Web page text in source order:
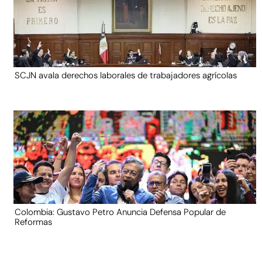
SCJN avala derechos laborales de trabajadores agrícolas
Colombia: Gustavo Petro Anuncia Defensa Popular de
Reformas